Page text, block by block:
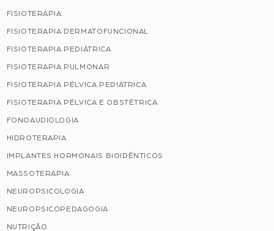
FISIOTERAPIA
FISIOTERAPIA DERMATOFUNCIONAL
FISIOTERAPIA PEDIÁTRICA
FISIOTERAPIA PULMONAR
FISIOTERAPIA PÉLVICA PEDIÁTRICA
FISIOTERAPIA PÉLVICA E OBSTÉTRICA
FONOAUDIOLOGIA
HIDROTERAPIA
IMPLANTES HORMONAIS BIOIDÊNTICOS
MASSOTERAPIA
NEUROPSICOLOGIA
NEUROPSICOPEDAGOGIA
NUTRIÇÃO